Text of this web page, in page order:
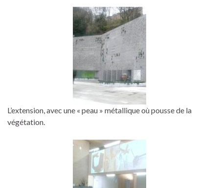
L’extension, avec une « peau » métallique où pousse de la
végétation.